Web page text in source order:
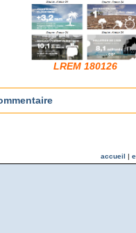
LREM 180126
accueil |